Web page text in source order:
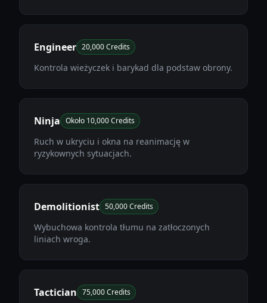
Engineer 20,000 Credits
Kontrola wieżyczek i barykad dla podstaw obrony.
Ninja Około 10,000 Credits
Ruch w ukryciu i okna na reanimację w
ryzykownych sytuacjach.
Demolitionist 50,000 Credits
Wybuchowa kontrola tłumu na zatłoczonych
liniach wroga.
Tactician 75,000 Credits